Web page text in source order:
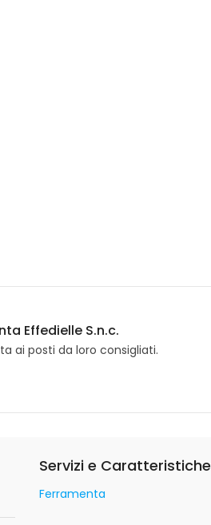
Effedielle S.n.c.
ai posti da loro consigliati.
Servizi e Caratteristiche
Ferramenta